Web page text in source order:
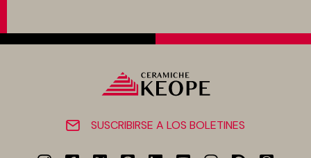
SUSCRIBIRSE A LOS BOLETINES